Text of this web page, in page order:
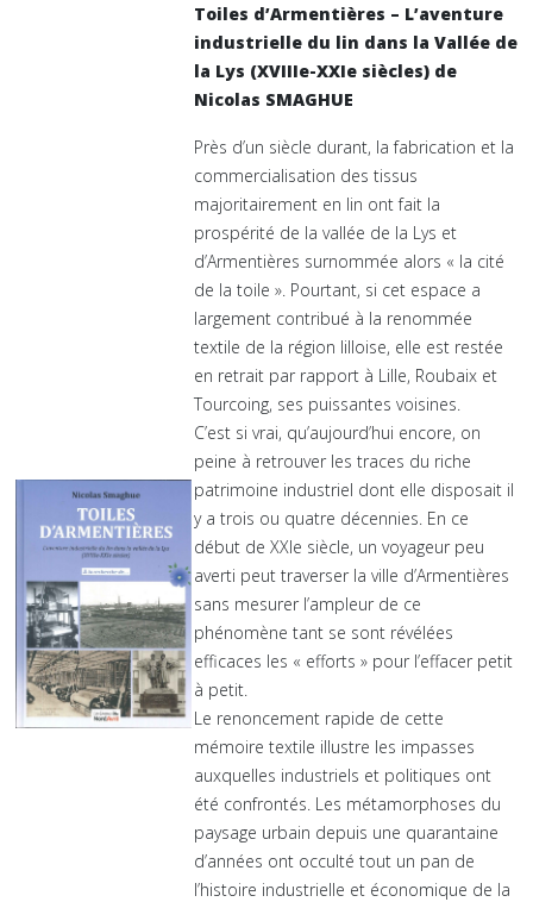
Toiles d’Armentières – L’aventure
industrielle du lin dans la Vallée de
la Lys (XVIIIe-XXIe siècles) de
Nicolas SMAGHUE
Près d’un siècle durant, la fabrication et la
commercialisation des tissus
majoritairement en lin ont fait la
prospérité de la vallée de la Lys et
d’Armentières surnommée alors « la cité
de la toile ». Pourtant, si cet espace a
largement contribué à la renommée
textile de la région lilloise, elle est restée
en retrait par rapport à Lille, Roubaix et
Tourcoing, ses puissantes voisines.
C’est si vrai, qu’aujourd’hui encore, on
peine à retrouver les traces du riche
patrimoine industriel dont elle disposait il
y a trois ou quatre décennies. En ce
début de XXIe siècle, un voyageur peu
averti peut traverser la ville d’Armentières
sans mesurer l’ampleur de ce
phénomène tant se sont révélées
efficaces les « efforts » pour l’effacer petit
à petit.
Le renoncement rapide de cette
mémoire textile illustre les impasses
auxquelles industriels et politiques ont
été confrontés. Les métamorphoses du
paysage urbain depuis une quarantaine
d’années ont occulté tout un pan de
l’histoire industrielle et économique de la